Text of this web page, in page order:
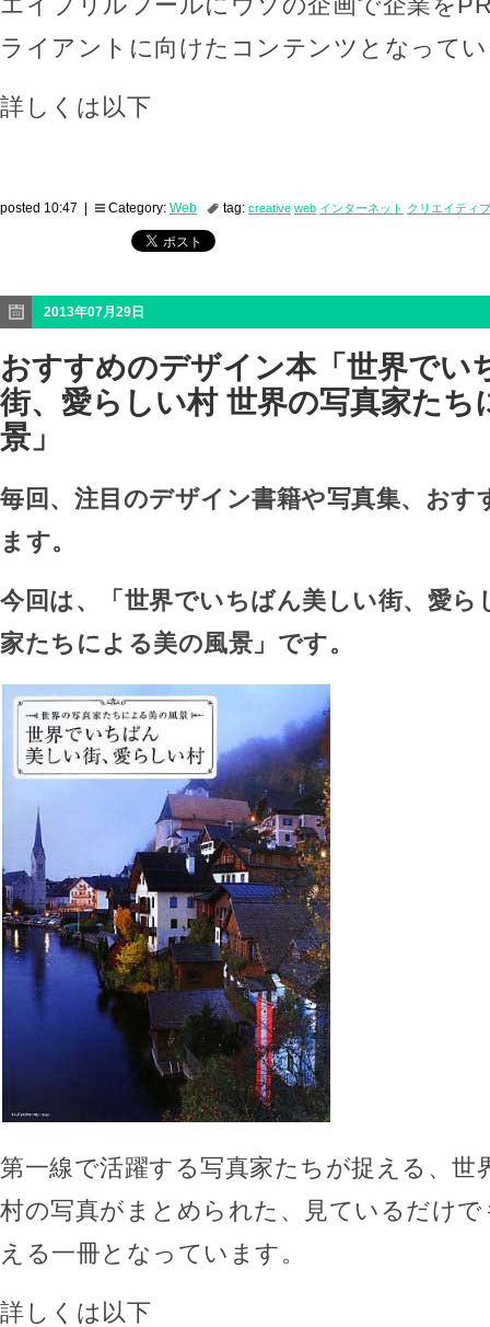
ライアントに向けたコンテンツとなって
詳しくは以下
posted 10:47 | Category: Web tag: creative web インターネット クリエイティブ
2013年07月29日
おすすめのデザイン本「世界でい
街、愛らしい村 世界の写真家たち
景」
毎回、注目のデザイン書籍や写真集、おす
ます。
今回は、「世界でいちばん美しい街、愛ら
家たちによる美の風景」です。
第一線で活躍する写真家たちが捉える、世
村の写真がまとめられた、見ているだけ
える一冊となっています。
詳しくは以下